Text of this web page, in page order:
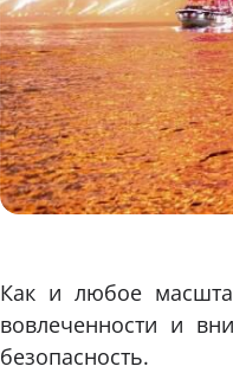
Как и любое
вовлеченности и
безопасность.